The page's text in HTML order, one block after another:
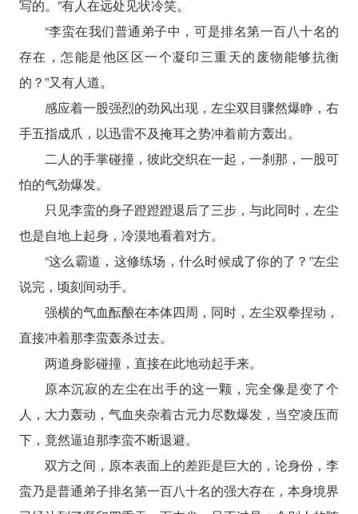
写的。”有人在远处见状冷笑。
“李蛮在我们普通弟子中，可是排名第一百八十名的
存在，怎能是他区区一个凝印三重天的废物能够抗衡
的？”又有人道。
感应着一股强烈的劲风出现，左尘双目骤然爆睁，右
手五指成爪，以迅雷不及掩耳之势冲着前方轰出。
二人的手掌碰撞，彼此交织在一起，一刹那，一股可
怕的气劲爆发。
只见李蛮的身子蹬蹬蹬退后了三步，与此同时，左尘
也是自地上起身，冷漠地看着对方。
“这么霸道，这修练场，什么时候成了你的了？”左尘
说完，顷刻间动手。
强横的气血酝酿在本体四周，同时，左尘双拳捏动，
直接冲着那李蛮轰杀过去。
两道身影碰撞，直接在此地动起手来。
原本沉寂的左尘在出手的这一颗，完全像是变了个
人，大力轰动，气血夹杂着古元力尽数爆发，当空凌压而
下，竟然逼迫那李蛮不断退避。
双方之间，原本表面上的差距是巨大的，论身份，李
蛮乃是普通弟子排名第一百八十名的强大存在，本身境界